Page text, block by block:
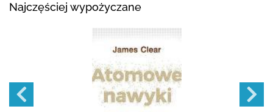
Najczęściej wypożyczane